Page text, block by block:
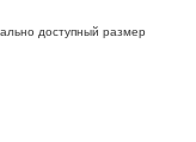
доступный размер